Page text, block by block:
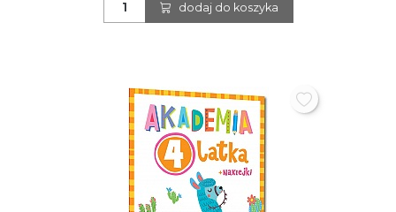
dodaj do koszyka